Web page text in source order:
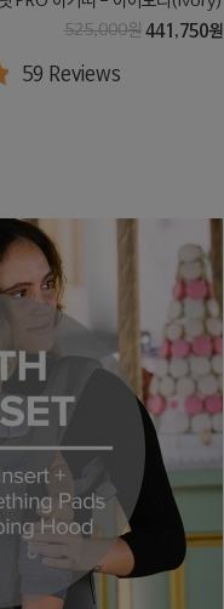
525,000원 441,750원
59 Reviews